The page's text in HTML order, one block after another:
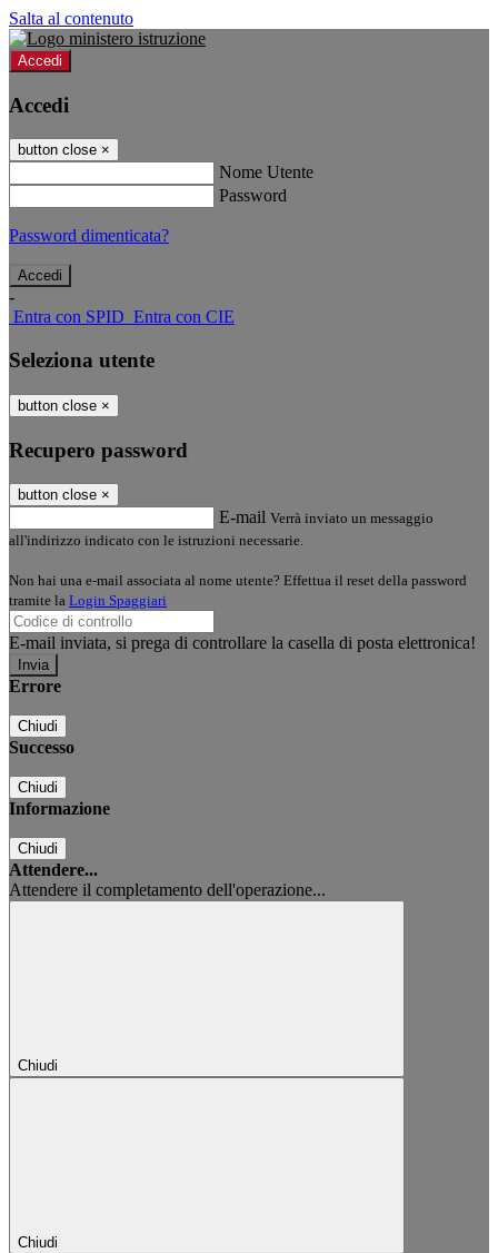
Salta al contenuto
Accedi
Accedi
button close ×
Nome Utente
Password
Password dimenticata?
-
Entra con SPID Entra con CIE
Seleziona utente
button close ×
Recupero password
button close ×
E-mail Verrà inviato un messaggio
all'indirizzo indicato con le istruzioni necessarie.
Non hai una e-mail associata al nome utente? Effettua il reset della password
tramite la Login Spaggiari
E-mail inviata, si prega di controllare la casella di posta elettronica!
Errore
Chiudi
Successo
Chiudi
Informazione
Chiudi
Attendere...
Attendere il completamento dell'operazione...
Chiudi
Chiudi